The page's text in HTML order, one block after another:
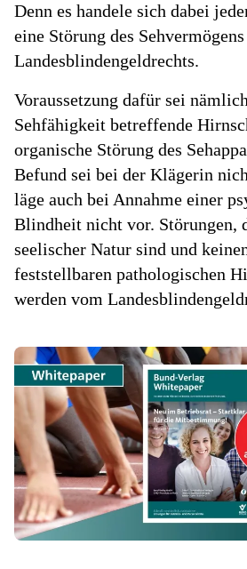
Denn es handele sich dabei
eine Störung des
Landesblindengeldrechts.
Voraussetzung dafür sei
Sehfähigkeit betreffende
organische Störung des
Befund sei bei der Klägerin
läge auch bei Annahme einer
Blindheit nicht vor. Störungen,
seelischer Natur sind und
feststellbaren pathologischen
werden vom